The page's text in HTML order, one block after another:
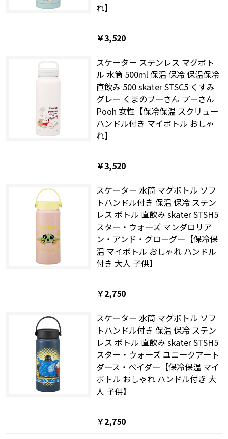
れ】
￥3,520
スケーター ステンレス マグボト
ル 水筒 500ml 保温 保冷 保温保冷
直飲み 500 skater STSC5 くすみ
グレー くまのプーさん プーさん
Pooh 女性【保冷保温 スクリュー
ハンドル付き マイボトル おしゃ
れ】
￥3,520
スケーター 水筒 マグボトル ソフ
トハンドル付き 保温 保冷 ステン
レス ボトル 直飲み skater STSH5
スター・ウォーズ マンダロリア
ン・アンド・グローグー【保冷保
温 マイボトル おしゃれ ハンドル
付き 大人 子供】
￥2,750
スケーター 水筒 マグボトル ソフ
トハンドル付き 保温 保冷 ステン
レス ボトル 直飲み skater STSH5
スター・ウォーズ ユニークアート
ダース・ベイダー【保冷保温 マイ
ボトル おしゃれ ハンドル付き 大
人 子供】
￥2,750